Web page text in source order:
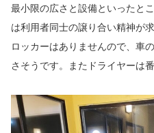
最小限の広さと設備といったと
は利用者同士の譲り合い精神が
ロッカーはありませんので、車
さそうです。またドライヤーは